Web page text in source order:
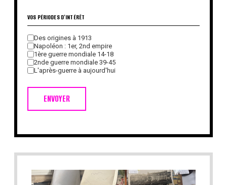
ENVOYER
VOS PÉRIODES D'INTÉRÊT
Des origines à 1913
Napoléon : 1er, 2nd empire
1ère guerre mondiale 14-18
2nde guerre mondiale 39-45
L'après-guerre à aujourd'hui